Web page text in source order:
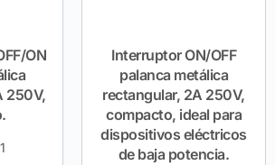
ON
250V,
Interruptor ON/OFF
palanca metálica
rectangular, 2A 250V,
compacto, ideal para
dispositivos eléctricos
de baja potencia.